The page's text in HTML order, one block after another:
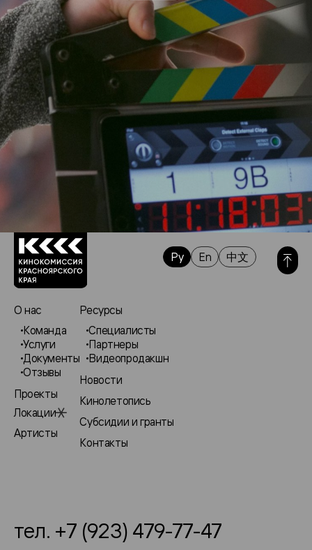
Ру En 中文
О нас
Команда
Услуги
Документы
Отзывы
Проекты
Локации
Артисты
Ресурсы
Специалисты
Партнеры
Видеопродакшн
Новости
Кинолетопись
Субсидии и гранты
Контакты
тел. +7 (923) 479-77-47